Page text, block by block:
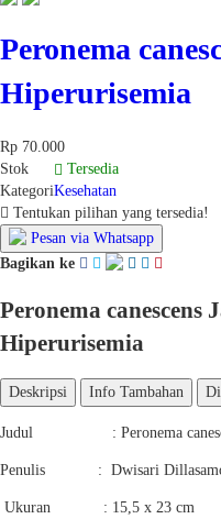
Peronema
Hiperurisemia
Rp 70.000
Stok
Tersedia
KategoriKesehatan
Tentukan pilihan yang tersedia!
Pesan via Whatsapp
Bagikan ke
Peronema canescens
Hiperurisemia
Deskripsi Info Tambahan
Judul : Peronema canescens
Penulis : Dwisari
Ukuran : 15,5 x 23 cm